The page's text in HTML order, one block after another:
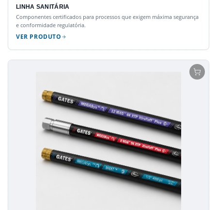
LINHA SANITÁRIA
Componentes certificados para processos que exigem máxima segurança
e conformidade regulatória.
VER PRODUTO